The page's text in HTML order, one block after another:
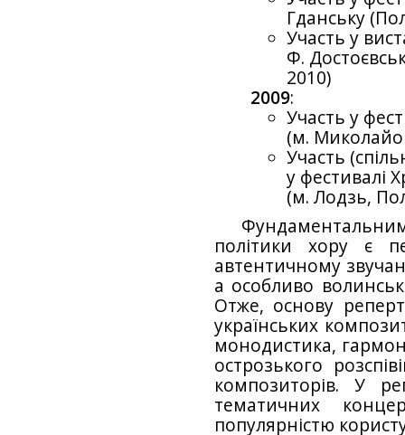
Гданську
Участь у
Ф.
2010)
2009:
Участь у
(м.
Участь
у фестивалі
(м. Лодзь,
політики хору є
автентичному
а особливо
Отже, основу
українських
монодистика,
острозького
композиторів. У
тематичних
популярністю